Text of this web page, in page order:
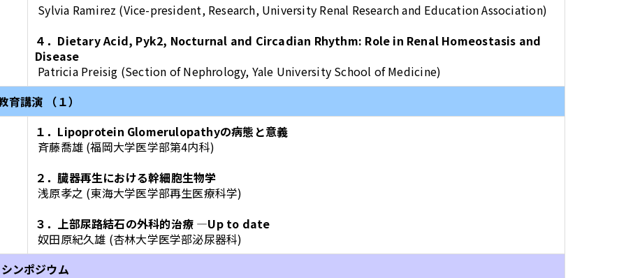
Sylvia Ramirez (Vice-president, Research, University Renal Research and Education Association)
４．Dietary Acid, Pyk2, Nocturnal and Circadian Rhythm: Role in Renal Homeostasis and
Disease
Patricia Preisig (Section of Nephrology, Yale University School of Medicine)
育講演 （１）
１．Lipoprotein Glomerulopathyの病態と意義
斉藤喬雄 (福岡大学医学部第4内科)
２．臓器再生における幹細胞生物学
浅原孝之 (東海大学医学部再生医療科学)
３．上部尿路結石の外科的治療 ―Up to date
奴田原紀久雄 (杏林大学医学部泌尿器科)
ンポジウム